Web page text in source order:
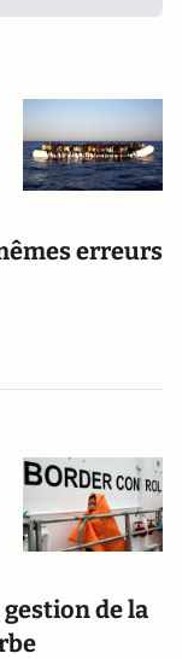
erreurs
de la